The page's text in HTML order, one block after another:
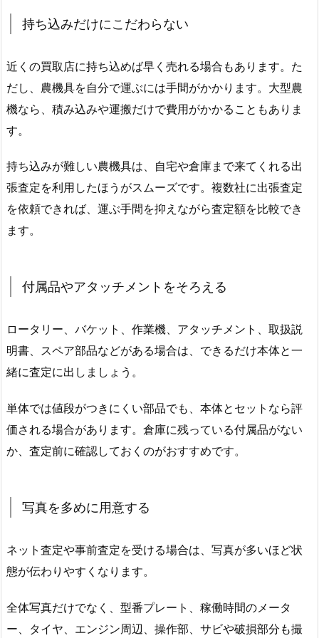
持ち込みだけにこだわらない
近くの買取店に持ち込めば早く売れる場合もあります。た
だし、農機具を自分で運ぶには手間がかかります。大型農
機なら、積み込みや運搬だけで費用がかかることもありま
す。
持ち込みが難しい農機具は、自宅や倉庫まで来てくれる出
張査定を利用したほうがスムーズです。複数社に出張査定
を依頼できれば、運ぶ手間を抑えながら査定額を比較でき
ます。
付属品やアタッチメントをそろえる
ロータリー、バケット、作業機、アタッチメント、取扱説
明書、スペア部品などがある場合は、できるだけ本体と一
緒に査定に出しましょう。
単体では値段がつきにくい部品でも、本体とセットなら評
価される場合があります。倉庫に残っている付属品がない
か、査定前に確認しておくのがおすすめです。
写真を多めに用意する
ネット査定や事前査定を受ける場合は、写真が多いほど状
態が伝わりやすくなります。
全体写真だけでなく、型番プレート、稼働時間のメータ
ー、タイヤ、エンジン周辺、操作部、サビや破損部分も撮